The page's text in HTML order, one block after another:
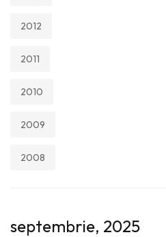
2012
2011
2010
2009
2008
septembrie, 2025